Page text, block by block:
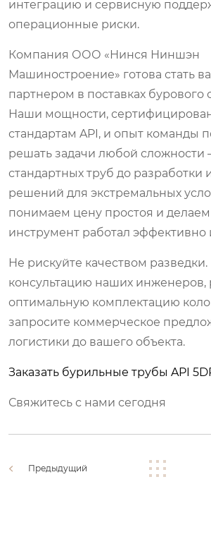
интеграцию и сервисную
операционные риски.
Компания ООО «Нинся Ниншэн
Машиностроение» готова стать
партнером в поставках бурового
Наши мощности,
стандартам API, и опыт команды
решать задачи любой сложности
стандартных труб до разработки
решений для экстремальных
понимаем цену простоя и
инструмент работал эффективно
Не рискуйте качеством
консультацию наших инженеров,
оптимальную комплектацию
запросите коммерческое
логистики до вашего объекта.
Заказать бурильные трубы API
Свяжитесь с нами сегодня
Предыдущий